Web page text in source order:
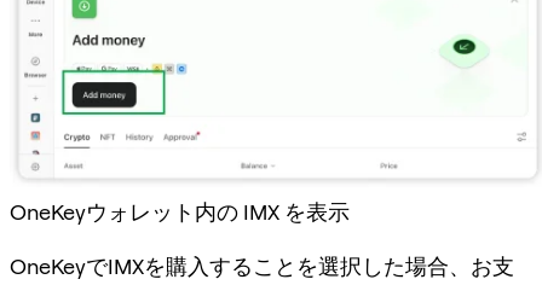
OneKeyウォレット内の IMX を表示
OneKeyでIMXを購入することを選択した場合、お支